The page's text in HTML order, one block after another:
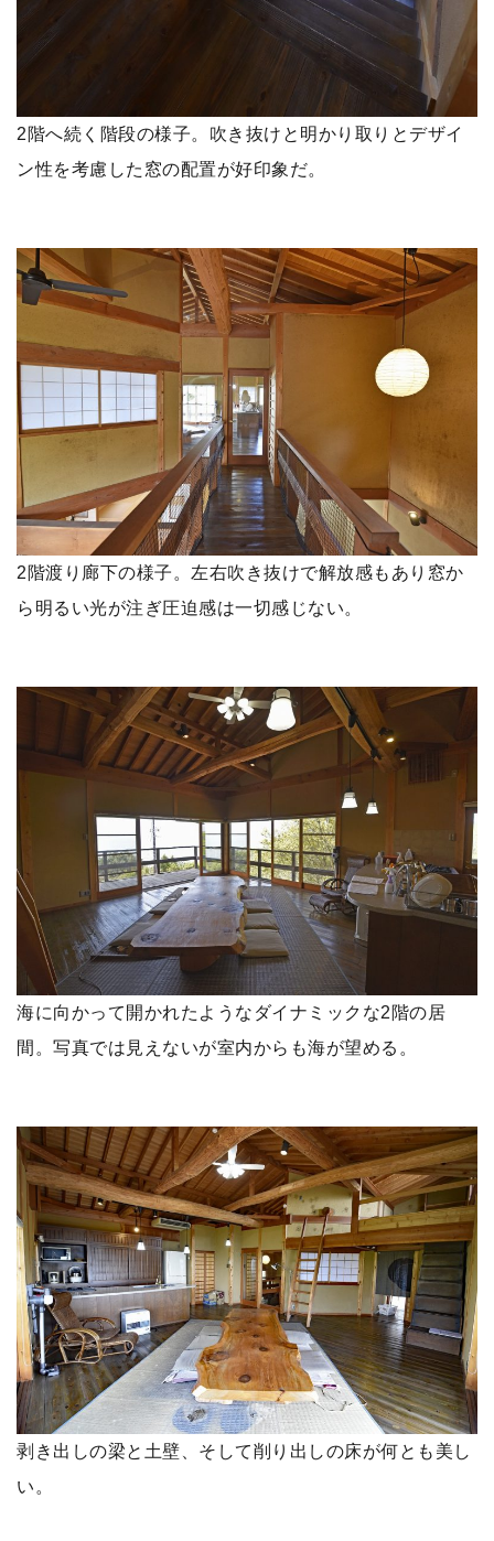
2階へ続く階段の様子。吹き抜けと明かり取りとデザイ
ン性を考慮した窓の配置が好印象だ。
2階渡り廊下の様子。左右吹き抜けで解放感もあり窓か
ら明るい光が注ぎ圧迫感は一切感じない。
海に向かって開かれたようなダイナミックな2階の居
間。写真では見えないが室内からも海が望める。
剥き出しの梁と土壁、そして削り出しの床が何とも美し
い。